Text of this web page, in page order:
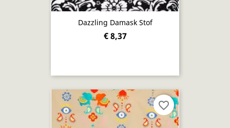
Dazzling Damask Stof
€ 8,37
favorite_border